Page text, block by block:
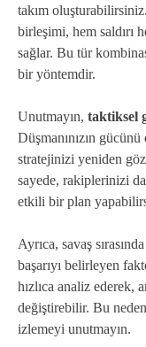
takım
birleşimi, hem saldırı
sağlar. Bu tür
bir yöntemdir.
Unutmayın, taktiksel
Düşmanınızın
stratejinizi yeniden
sayede, rakiplerinizi
etkili bir plan
Ayrıca, savaş sırasında
başarıyı belirleyen
hızlıca analiz ederek,
değiştirebilir. Bu
izlemeyi unutmayın.